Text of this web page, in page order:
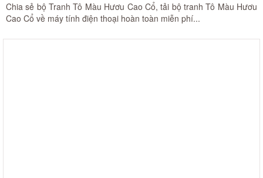
Chia sẻ bộ Tranh Tô Màu Hươu Cao Cổ, tải bộ tranh Tô Màu Hươu
Cao Cổ về máy tính điện thoại hoàn toàn miễn phí...